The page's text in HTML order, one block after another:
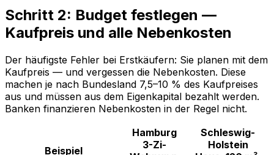
Schritt 2: Budget festlegen —
Kaufpreis und alle Nebenkosten
Der häufigste Fehler bei Erstkäufern: Sie planen mit dem
Kaufpreis — und vergessen die Nebenkosten. Diese
machen je nach Bundesland 7,5–10 % des Kaufpreises
aus und müssen aus dem Eigenkapital bezahlt werden.
Banken finanzieren Nebenkosten in der Regel nicht.
Beispiel
Hamburg
3-Zi-
Schleswig-
Holstein